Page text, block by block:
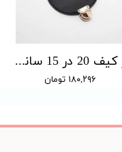
در کیف 20 در 15 سانت (رنگبندی دارد)
۱۸۰,۲۹۶ تومان